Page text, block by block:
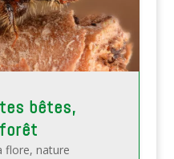
bêtes,
flore, nature